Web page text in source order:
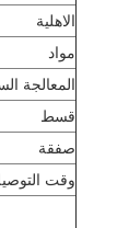
الاهلية
مواد
المعالجة
قسط
صفقة
وقت